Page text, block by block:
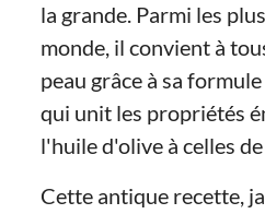
la grande. Parmi les
monde, il convient à
peau grâce à sa
qui unit les propriétés
l'huile d'olive à celles
Cette antique recette,